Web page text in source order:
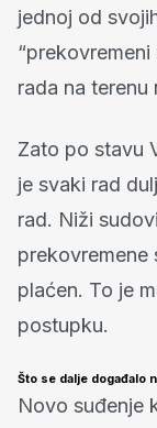
jednoj od
rada na terenu
Zato po stavu
je svaki rad
rad. Niži
prekovremene
plaćen. To je
postupku.
Što se dalje događalo
Novo suđenje